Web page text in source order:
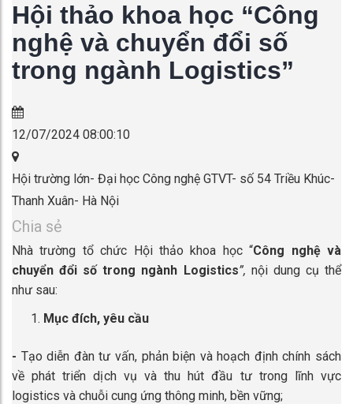
Hội thảo khoa học “Công
nghệ và chuyển đổi số
trong ngành Logistics”
12/07/2024 08:00:10
Hội trường lớn- Đại học Công nghệ GTVT- số 54 Triều Khúc-
Thanh Xuân- Hà Nội
Chia sẻ
Nhà trường tổ chức Hội thảo khoa học “Công nghệ và
chuyển đổi số trong ngành Logistics”, nội dung cụ thể
như sau:
Mục đích, yêu cầu
​- Tạo diễn đàn tư vấn, phản biện và hoạch định chính sách
về phát triển dịch vụ và thu hút đầu tư trong lĩnh vực
logistics và chuỗi cung ứng thông minh, bền vững;